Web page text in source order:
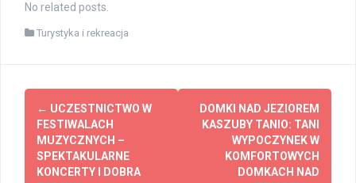
No related posts.
Turystyka i rekreacja
Post
navigation
← UCZESTNICTWO W
FESTIWALACH
MUZYCZNYCH –
SPEKTAKULARNE
KONCERTY I DOBRA
DOMKI NAD JEZIOREM
KASZUBY TANIO: TANI
WYPOCZYNEK W
KOMFORTOWYCH
DOMKACH NAD